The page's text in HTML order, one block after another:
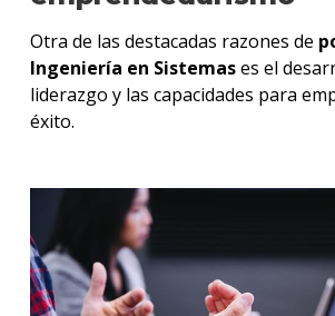
Otra de las destacadas razones de
Ingeniería en Sistemases el
liderazgo y las capacidades para
éxito.